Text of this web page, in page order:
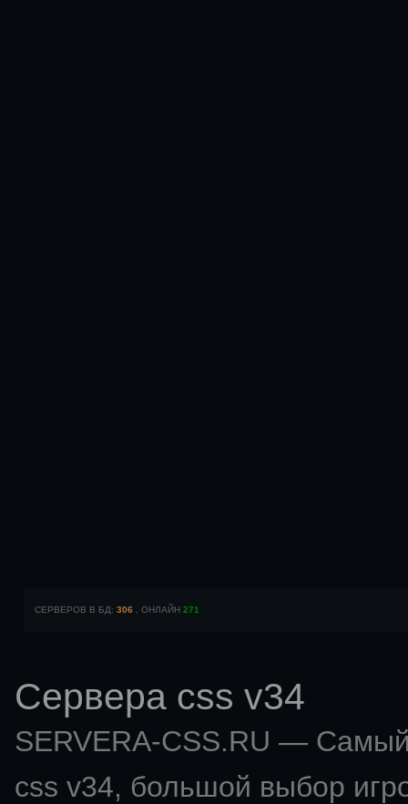
СЕРВЕРОВ В БД: 306 , ОНЛАЙН 271
Сервера css v34
SERVERA-CSS.RU —
css v34, большой выбор